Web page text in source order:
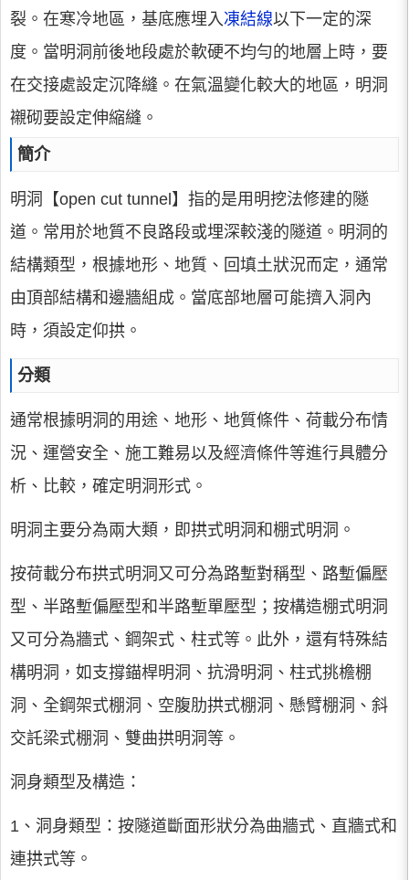
裂。在寒冷地區，基底應埋入凍結線以下一定的深
度。當明洞前後地段處於軟硬不均勻的地層上時，要
在交接處設定沉降縫。在氣溫變化較大的地區，明洞
襯砌要設定伸縮縫。
簡介
明洞【open cut tunnel】指的是用明挖法修建的隧
道。常用於地質不良路段或埋深較淺的隧道。明洞的
結構類型，根據地形、地質、回填土狀況而定，通常
由頂部結構和邊牆組成。當底部地層可能擠入洞內
時，須設定仰拱。
分類
通常根據明洞的用途、地形、地質條件、荷載分布情
況、運營安全、施工難易以及經濟條件等進行具體分
析、比較，確定明洞形式。
明洞主要分為兩大類，即拱式明洞和棚式明洞。
按荷載分布拱式明洞又可分為路塹對稱型、路塹偏壓
型、半路塹偏壓型和半路塹單壓型；按構造棚式明洞
又可分為牆式、鋼架式、柱式等。此外，還有特殊結
構明洞，如支撐錨桿明洞、抗滑明洞、柱式挑檐棚
洞、全鋼架式棚洞、空腹肋拱式棚洞、懸臂棚洞、斜
交託梁式棚洞、雙曲拱明洞等。
洞身類型及構造：
1、洞身類型：按隧道斷面形狀分為曲牆式、直牆式和
連拱式等。